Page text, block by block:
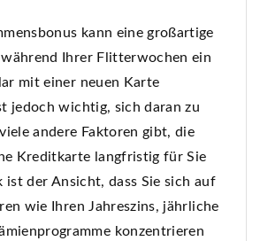
kann eine großartige
Ihrer Flitterwochen ein
mit einer neuen Karte
jedoch wichtig, sich daran zu
andere Faktoren gibt, die
Kreditkarte langfristig für Sie
ist der Ansicht, dass Sie sich auf
wie Ihren Jahreszins, jährliche
konzentrieren